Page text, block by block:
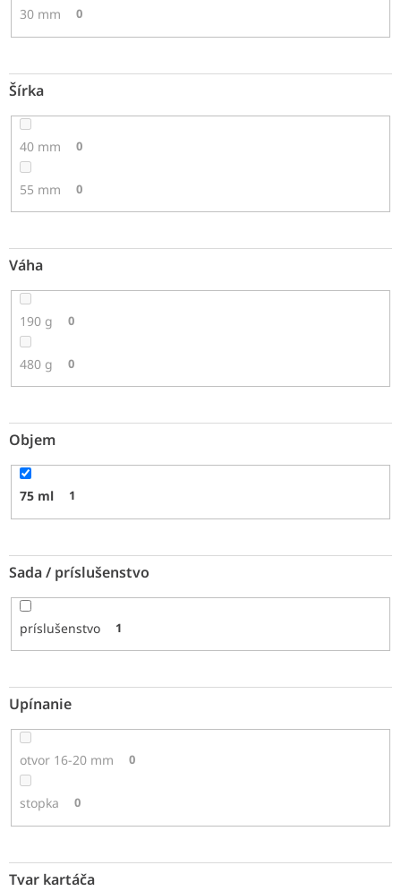
30 mm 0
Šírka
40 mm 0
55 mm 0
Váha
190 g 0
480 g 0
Objem
75 ml 1
Sada / príslušenstvo
príslušenstvo 1
Upínanie
otvor 16-20 mm 0
stopka 0
Tvar kartáča